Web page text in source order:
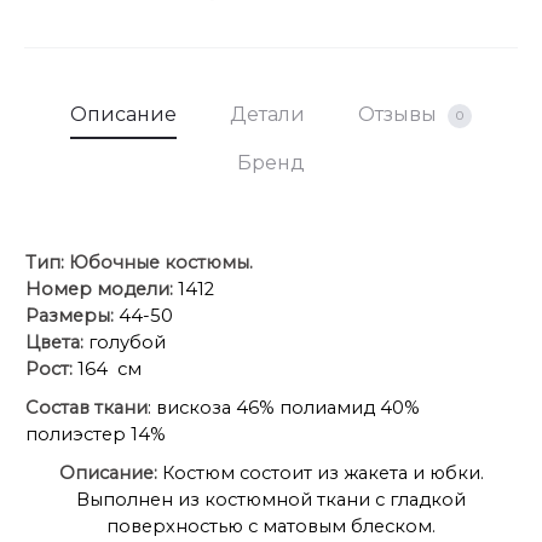
Описание Детали Отзывы 0
Бренд
Тип: Юбочные костюмы.
Номер модели: 1412
Размеры: 44-50
Цвета: голубой
Рост: 164 см
Состав ткани: вискоза 46% полиамид 40%
полиэстер 14%
Описание: Костюм состоит из жакета и юбки.
Выполнен из костюмной ткани с гладкой
поверхностью с матовым блеском.